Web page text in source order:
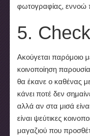
φωτογραφίας, εννοώ
5.
Ακούγεται παρόμοιο
κοινοποίηση
θα έκανε ο καθένας
κάνει ποτέ δεν
αλλά αν στα μισά
είναι ψεύτικες
μαγαζιού που